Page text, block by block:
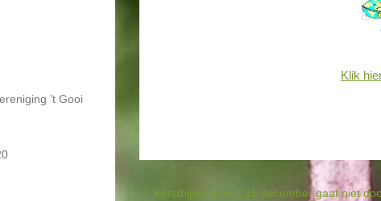
Klik
Bericht navigatie
← Kerstbijeenkomst 16 december gaat niet
’t Gooi